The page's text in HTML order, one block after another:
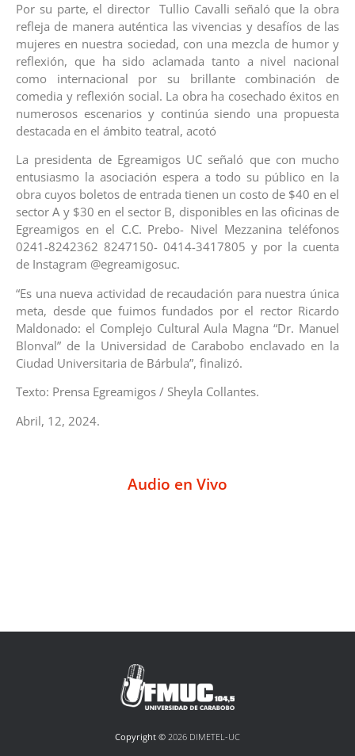
Por su parte, el director Tullio Cavalli señaló que la obra
refleja de manera auténtica las vivencias y desafíos de las
mujeres en nuestra sociedad, con una mezcla de humor y
reflexión, que ha sido aclamada tanto a nivel nacional
como internacional por su brillante combinación de
comedia y reflexión social. La obra ha cosechado éxitos en
numerosos escenarios y continúa siendo una propuesta
destacada en el ámbito teatral, acotó
La presidenta de Egreamigos UC señaló que con mucho
entusiasmo la asociación espera a todo su público en la
obra cuyos boletos de entrada tienen un costo de $40 en el
sector A y $30 en el sector B, disponibles en las oficinas de
Egreamigos en el C.C. Prebo- Nivel Mezzanina teléfonos
0241-8242362 8247150- 0414-3417805 y por la cuenta
de Instagram @egreamigosuc.
“Es una nueva actividad de recaudación para nuestra única
meta, desde que fuimos fundados por el rector Ricardo
Maldonado: el Complejo Cultural Aula Magna “Dr. Manuel
Blonval” de la Universidad de Carabobo enclavado en la
Ciudad Universitaria de Bárbula”, finalizó.
Texto: Prensa Egreamigos / Sheyla Collantes.
Abril, 12, 2024.
Audio en Vivo
Copyright © 2026 DIMETEL-UC